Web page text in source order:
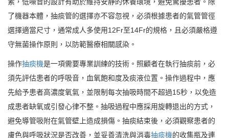
素，低噪音的設計有助於維持安靜的休養環境，避免驚擾患者。除
了機器本體，抽痰管的選擇亦不容忽視，必須根據患者的氣管管徑
選擇適當尺寸，通常成人多使用12Fr至14Fr的規格，且必須嚴格遵
守無菌操作原則，以防範醫療相關感染。
操作抽痰機是一項需要專業訓練的技術。照顧者在執行抽痰前，必
須先評估患者的呼吸音，血氧飽和度及痰液位置。操作過程中，應
先給予患者高濃度氧氣，並限制每次抽吸時間不超過15秒，以免造
成患者缺氧或引發心律不整。抽吸過程中應採用旋轉退出的方式，
避免導管吸附在氣管壁上造成損傷。抽痰結束後，必須觀察患者的
膚色與呼吸狀況是否改善，並妥善清洗與消毒抽痰機的收集瓶及連